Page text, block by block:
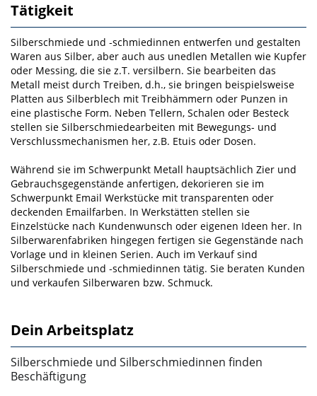
Tätigkeit
Silberschmiede und ‑schmiedinnen entwerfen und gestalten
Waren aus Silber, aber auch aus unedlen Metallen wie Kupfer
oder Messing, die sie z.T. versilbern. Sie bearbeiten das
Metall meist durch Trei­ben, d.h., sie bringen beispielsweise
Platten aus Silberblech mit Treibhämmern oder Punzen in
eine plastische Form. Neben Tellern, Schalen oder Besteck
stellen sie Silberschmiedearbeiten mit Bewe­gungs-­ und
Verschlussmechanismen her, z.B. Etuis oder Dosen.
Während sie im Schwerpunkt Metall hauptsächlich Zier­ und
Gebrauchsgegenstände anfertigen, dekorieren sie im
Schwerpunkt Email Werkstücke mit transparenten oder
deckenden Emailfarben. In Werkstätten stellen sie
Einzelstücke nach Kundenwunsch oder eigenen Ideen her. In
Silberwarenfabriken hingegen fertigen sie Gegen­stände nach
Vorlage und in kleinen Serien. Auch im Verkauf sind
Silberschmiede und ‑schmiedinnen tätig. Sie beraten Kunden
und verkaufen Silberwaren bzw. Schmuck.
Dein Arbeitsplatz
Silberschmiede und Silberschmiedinnen finden
Beschäftigung